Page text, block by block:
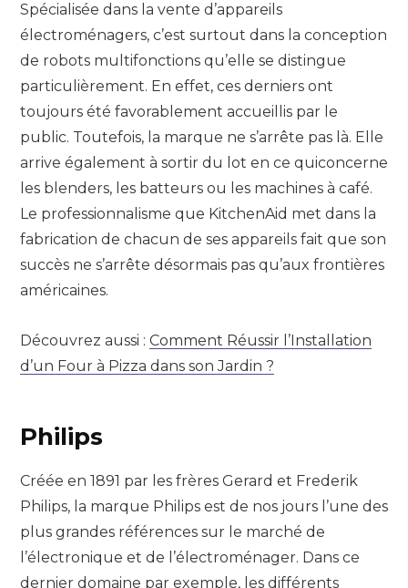
Spécialisée dans la vente d’appareils
électroménagers, c’est surtout dans la conception
de robots multifonctions qu’elle se distingue
particulièrement. En effet, ces derniers ont
toujours été favorablement accueillis par le
public. Toutefois, la marque ne s’arrête pas là. Elle
arrive également à sortir du lot en ce quiconcerne
les blenders, les batteurs ou les machines à café.
Le professionnalisme que KitchenAid met dans la
fabrication de chacun de ses appareils fait que son
succès ne s’arrête désormais pas qu’aux frontières
américaines.
Découvrez aussi : Comment Réussir l’Installation
d’un Four à Pizza dans son Jardin ?
Philips
Créée en 1891 par les frères Gerard et Frederik
Philips, la marque Philips est de nos jours l’une des
plus grandes références sur le marché de
l’électronique et de l’électroménager. Dans ce
dernier domaine par exemple, les différents